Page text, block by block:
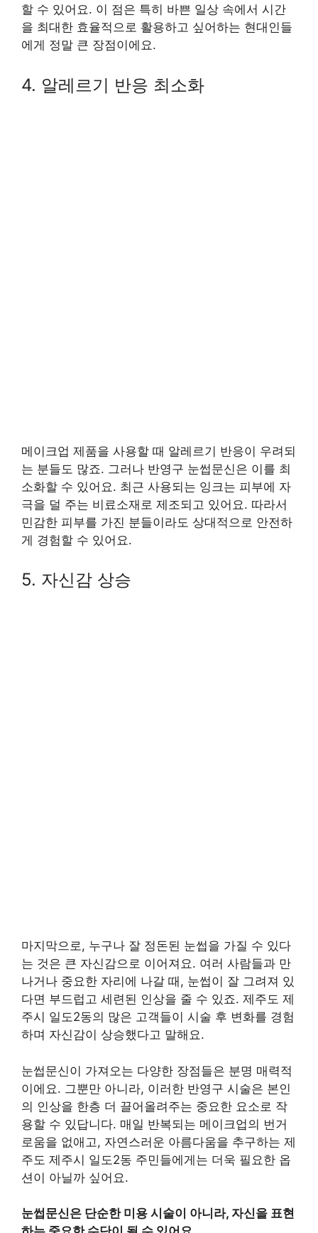
할 수 있어요. 이 점은 특히 바쁜 일상 속에서 시간
을 최대한 효율적으로 활용하고 싶어하는 현대인들
에게 정말 큰 장점이에요.
4. 알레르기 반응 최소화
메이크업 제품을 사용할 때 알레르기 반응이 우려되
는 분들도 많죠. 그러나 반영구 눈썹문신은 이를 최
소화할 수 있어요. 최근 사용되는 잉크는 피부에 자
극을 덜 주는 비료소재로 제조되고 있어요. 따라서
민감한 피부를 가진 분들이라도 상대적으로 안전하
게 경험할 수 있어요.
5. 자신감 상승
마지막으로, 누구나 잘 정돈된 눈썹을 가질 수 있다
는 것은 큰 자신감으로 이어져요. 여러 사람들과 만
나거나 중요한 자리에 나갈 때, 눈썹이 잘 그려져 있
다면 부드럽고 세련된 인상을 줄 수 있죠. 제주도 제
주시 일도2동의 많은 고객들이 시술 후 변화를 경험
하며 자신감이 상승했다고 말해요.
눈썹문신이 가져오는 다양한 장점들은 분명 매력적
이에요. 그뿐만 아니라, 이러한 반영구 시술은 본인
의 인상을 한층 더 끌어올려주는 중요한 요소로 작
용할 수 있답니다. 매일 반복되는 메이크업의 번거
로움을 없애고, 자연스러운 아름다움을 추구하는 제
주도 제주시 일도2동 주민들에게는 더욱 필요한 옵
션이 아닐까 싶어요.
눈썹문신은 단순한 미용 시술이 아니라, 자신을 표현